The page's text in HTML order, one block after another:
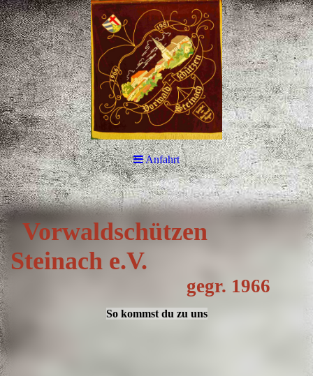
Anfahrt
Vorwaldschützen
Steinach e.V.
gegr. 1966
So kommst du zu uns